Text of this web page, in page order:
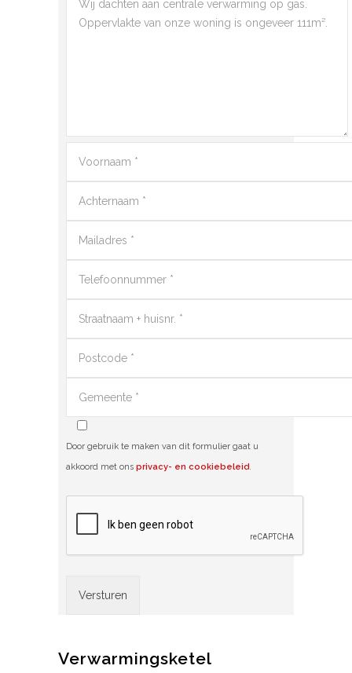
Door gebruik te maken van dit formulier gaat u
akkoord met ons privacy- en cookiebeleid.
Verwarmingsketel